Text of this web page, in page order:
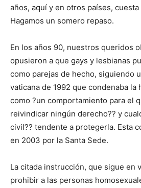
años, aquí y en otros países,
Hagamos un somero repaso.
En los años 90, nuestros queridos
opusieron a que gays y lesbianas
como parejas de hecho, siguiendo
vaticana de 1992 que condenaba la
como ?un comportamiento para el
reivindicar ningún derecho?? y
civil?? tendente a protegerla. Esta
en 2003 por la Santa Sede.
La citada instrucción, que sigue en
prohibir a las personas